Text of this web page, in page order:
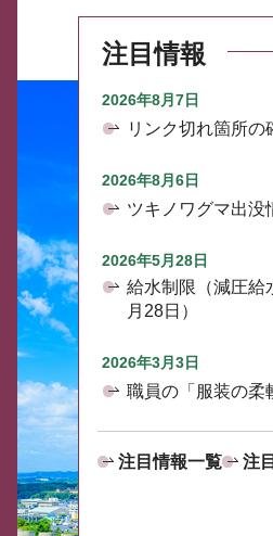
注目情報
2026年8月7日
リンク切れ箇所
2026年8月6日
ツキノワグマ出没
2026年5月28日
給水制限（減圧給
月28日）
2026年3月3日
職員の「服装の柔
注目情報一覧 注